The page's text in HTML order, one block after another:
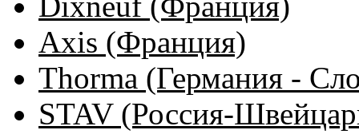
Axis (Франция)
Thorma (Германия -
STAV (Россия-